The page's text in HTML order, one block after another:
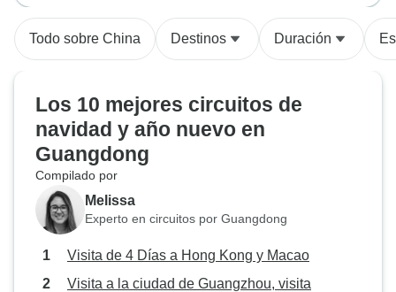
Todo sobre China Destinos Duración
Los 10 mejores circuitos de
navidad y año nuevo en
Guangdong
Compilado por
Melissa
Experto en circuitos por Guangdong
Visita de 4 Días a Hong Kong y Macao
Visita a la ciudad de Guangzhou, visita